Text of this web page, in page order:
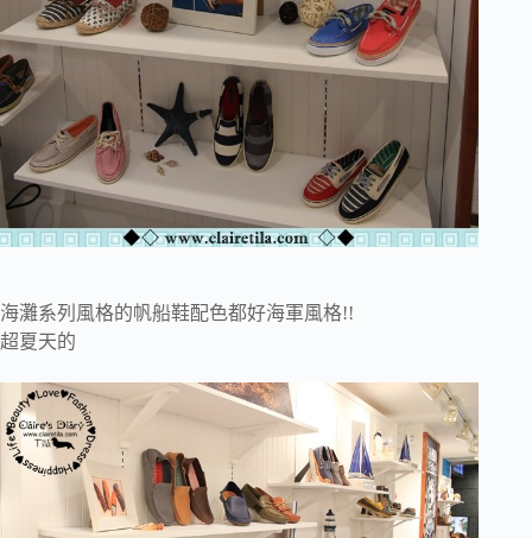
海灘系列風格的帆船鞋配色都好海軍風格!!
超夏天的